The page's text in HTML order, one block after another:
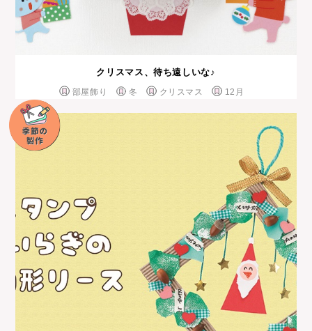
クリスマス、待ち遠しいな♪
部屋飾り 冬 クリスマス 12月